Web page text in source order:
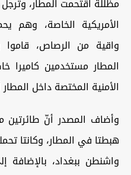
مظللة اقتحمت المطار،
الأمريكية الخاصة، وهم
واقية من الرصاص،
المطار مستخدمين كاميرا
الأمنية المختصة داخل
وأضاف المصدر أنّ
هبطتا في المطار، وكانتا
واشنطن ببغداد، بالإضافة